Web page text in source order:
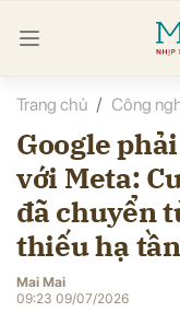
Trang chủ Công
Google
với Meta:
đã chuyển
thiếu hạ
Mai Mai
09:23 09/07/2026
luận